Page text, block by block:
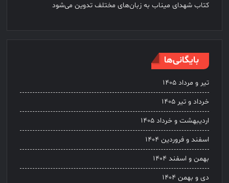
کتاب شهدای میناب به زبان‌های مختلف تدوین می‌شود
بایگانی‌ها
تیر و مرداد ۱۴۰۵
خرداد و تیر ۱۴۰۵
اردیبهشت و خرداد ۱۴۰۵
اسفند و فروردین ۱۴۰۴
بهمن و اسفند ۱۴۰۴
دی و بهمن ۱۴۰۴